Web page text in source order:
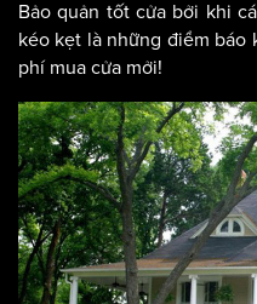
Bảo quản tốt cửa bởi khi
kéo kẹt là những điểm báo
phí mua cửa mởi!